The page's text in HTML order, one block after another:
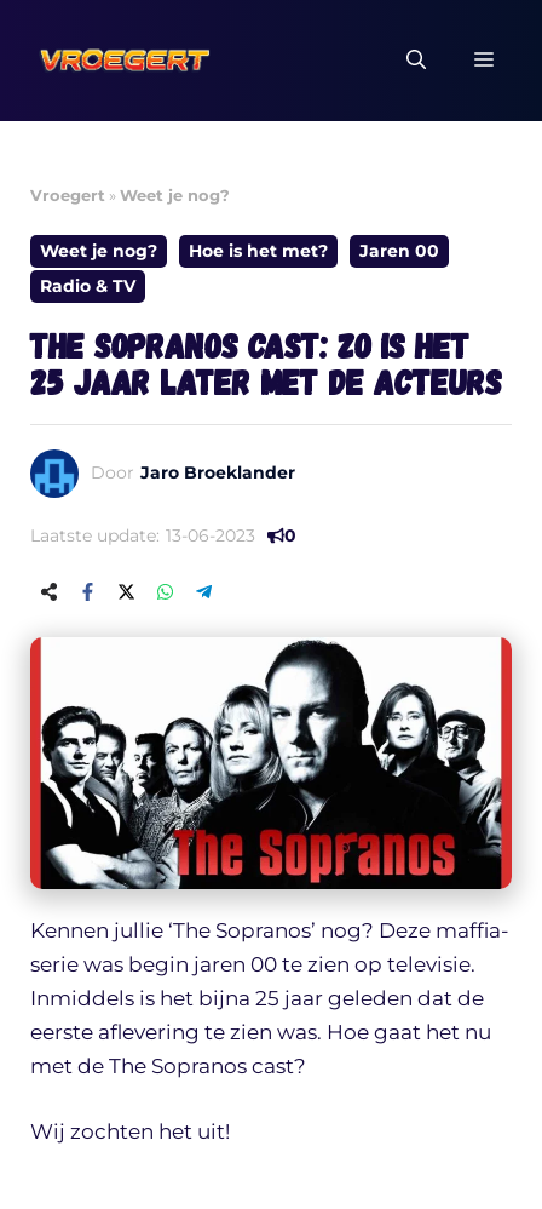
naar
inhoud
Vroegert »Weet je nog?
Weet je nog? Hoe is het met?
Jaren 00
Radio & TV
The Sopranos cast: zo is het
25 jaar later met de acteurs
Door Jaro Broeklander
Laatste update: 13-06-2023 0
Kennen jullie ‘The Sopranos’ nog? Deze maffia-
serie was begin jaren 00 te zien op televisie.
Inmiddels is het bijna 25 jaar geleden dat de
eerste aflevering te zien was. Hoe gaat het nu
met de The Sopranos cast?
Wij zochten het uit!